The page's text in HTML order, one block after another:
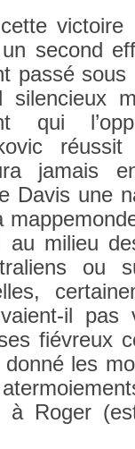
second
passé
silen­cieux
qui
jamais
Davis une
au milieu
ou
il pas
fiévreux
les
à Roger